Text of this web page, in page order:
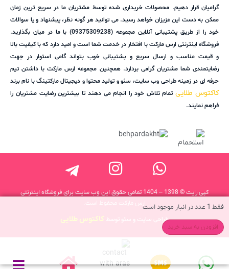
فقط 1 عدد در انبار موجود است
افزودن به سبد خرید
گرامیان قرار دهیم. محصولات خریداری شده توسط مشتریان ما در سریع ترین زمان
ممکن به دست این عزیزان خواهد رسید. می توانید هر گونه نظر، پیشنهاد و یا سوالات
خود را از طریق پشتیبانی آنلاین مجموعه (09375309238) با ما در میان بگذارید.
فروشگاه اینترنتی ارس مارکت با افتخار در خدمت شما است و امید دارد که با کیفیت بالا
و قیمت مناسب و ارسال سریع و پشتیبانی خوب بتواند گامی استوار در جهت
رضایتمندی شما مشتریان گرامی بردارد. همچنین مجموعه ارس مارکت با داشتن تیم
حرفه ای در زمینه طراحی وب سایت، سئو و تولید محتوا و دیجیتال مارکتینگ با نام برند
کاکتوس طلاییتمام تلاش خود را انجام می دهند تا بیشترین رضایت مشتریان را
فراهم نمایند.
کپی رایت © 1398 – 1404 تمامی حقوق این وب سایت برای فروشگاه اینترنتی
ارس مارکت محفوظ است.
طراحی سایت و سئو توسط کاکتوس طلایی